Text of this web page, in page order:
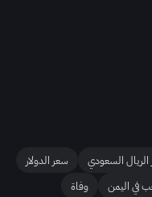
السعودي
سعر الدولار
في اليمن وفاة